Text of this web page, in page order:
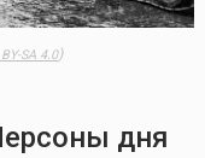
SA 4.0)
дня